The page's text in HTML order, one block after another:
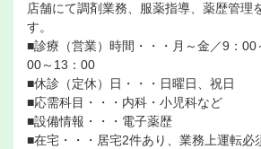
店舗にて調剤業務、服薬指導、薬歴管理
す。
■診療（営業）時間・・・月～金／9：00
00～13：00
■休診（定休）日・・・日曜日、祝日
■応需科目・・・内科・小児科など
■設備情報・・・電子薬歴
■在宅・・・居宅2件あり、業務上運転必